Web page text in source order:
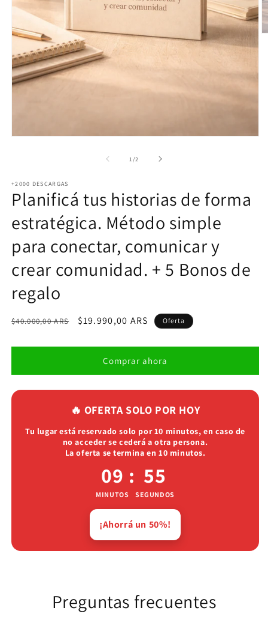
1 /de2
+2000 DESCARGAS
Planificá tus historias de forma
estratégica. Método simple
para conectar, comunicar y
crear comunidad. + 5 Bonos de
regalo
Precio
$40.000,00 ARS
Precio
oferta
$19.990,00 ARS Oferta
Comprar ahora
🔥 OFERTA SOLO POR HOY
Tu lugar está reservado solo por 10 minutos, en caso de
no acceder se cederá a otra persona.
La oferta se termina en 10 minutos.
09
MINUTOS
: 54
SEGUNDOS
¡Ahorrá un 50%!
Preguntas frecuentes